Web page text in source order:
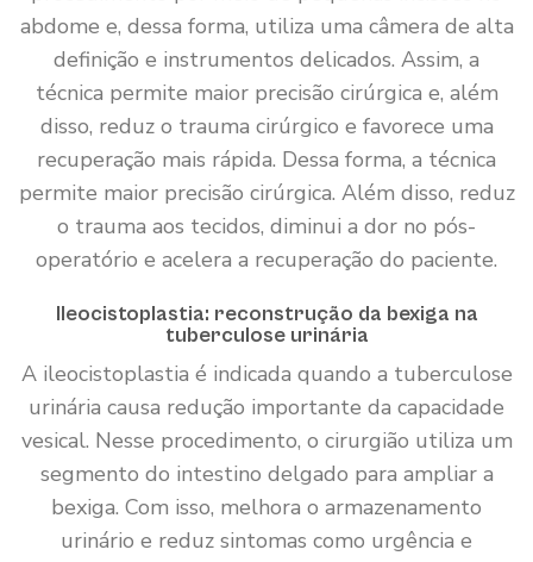
abdome e, dessa forma, utiliza uma câmera de alta
definição e instrumentos delicados. Assim, a
técnica permite maior precisão cirúrgica e, além
disso, reduz o trauma cirúrgico e favorece uma
recuperação mais rápida. Dessa forma, a técnica
permite maior precisão cirúrgica. Além disso, reduz
o trauma aos tecidos, diminui a dor no pós-
operatório e acelera a recuperação do paciente.
Ileocistoplastia: reconstrução da bexiga na
tuberculose urinária
A ileocistoplastia é indicada quando a tuberculose
urinária causa redução importante da capacidade
vesical. Nesse procedimento, o cirurgião utiliza um
segmento do intestino delgado para ampliar a
bexiga. Com isso, melhora o armazenamento
urinário e reduz sintomas como urgência e